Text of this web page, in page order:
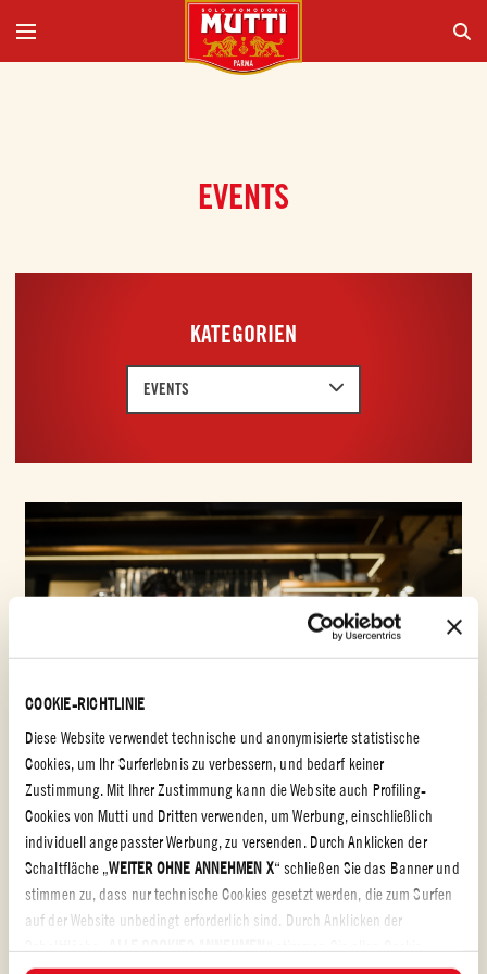
COOKIE-RICHTLINIE
Diese Website verwendet technische und anonymisierte statistische
Cookies, um Ihr Surferlebnis zu verbessern, und bedarf keiner
Zustimmung. Mit Ihrer Zustimmung kann die Website auch Profiling-
Cookies von Mutti und Dritten verwenden, um Werbung, einschließlich
individuell angepasster Werbung, zu versenden. Durch Anklicken der
Schaltfläche „WEITER OHNE ANNEHMEN X“ schließen Sie das Banner und
stimmen zu, dass nur technische Cookies gesetzt werden, die zum Surfen
auf der Website unbedingt erforderlich sind. Durch Anklicken der
EVENTS
KATEGORIEN
EVENTS
APRIL 5, 2022 EVENTS
MUTTI SUCHT DEN GOLDENEN TOMATENKOCH 2020
ERFAHREN SIE MEHR